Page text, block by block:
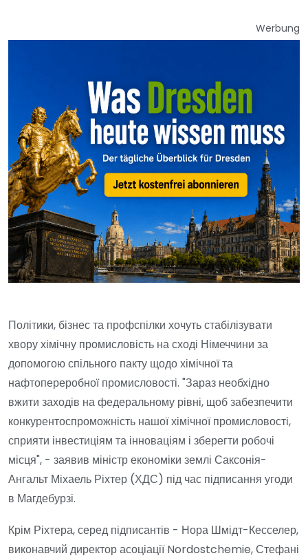
Werbung
Політики, бізнес та профспілки хочуть стабілізувати
хвору хімічну промисловість на сході Німеччини за
допомогою спільного пакту щодо хімічної та
нафтопереробної промисловості. "Зараз необхідно
вжити заходів на федеральному рівні, щоб забезпечити
конкурентоспроможність нашої хімічної промисловості,
сприяти інвестиціям та інноваціям і зберегти робочі
місця", - заявив міністр економіки землі Саксонія-
Ангальт Міхаель Ріхтер (ХДС) під час підписання угоди
в Магдебурзі.
Крім Ріхтера, серед підписантів - Нора Шмідт-Кесселер,
виконавчий директор асоціації Nordostchemie, Стефані